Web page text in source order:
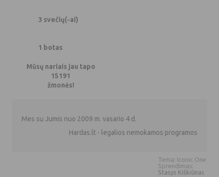
3 svečių(-ai)
1 botas
Mūsų nariais jau tapo
15191
žmonės!
Mes su Jumis nuo 2009 m. vasario 4 d.
Hardas.lt - legalios nemokamos programos
Tema: Iconic One
Sprendimas:
Stasys Kiškiūnas